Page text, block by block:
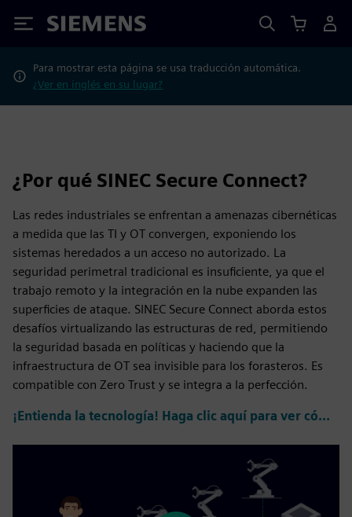
Siemens
Para mostrar esta página se usa traducción automática.
¿Ver en inglés en su lugar?
¿Por qué SINEC Secure Connect?
Las redes industriales se enfrentan a amenazas cibernéticas
a medida que las TI y OT convergen, exponiendo los
sistemas heredados a un acceso no autorizado. La
seguridad perimetral tradicional es insuficiente, ya que el
trabajo remoto y la integración en la nube expanden las
superficies de ataque. SINEC Secure Connect aborda estos
desafíos virtualizando las estructuras de red, permitiendo
la seguridad basada en políticas y haciendo que la
infraestructura de OT sea invisible para los forasteros. Es
compatible con Zero Trust y se integra a la perfección.
¡Entienda la tecnología! Haga clic aquí para ver cómo funciona.